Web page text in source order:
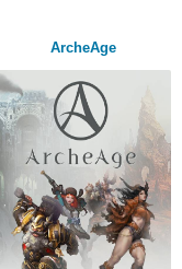
ArcheAge